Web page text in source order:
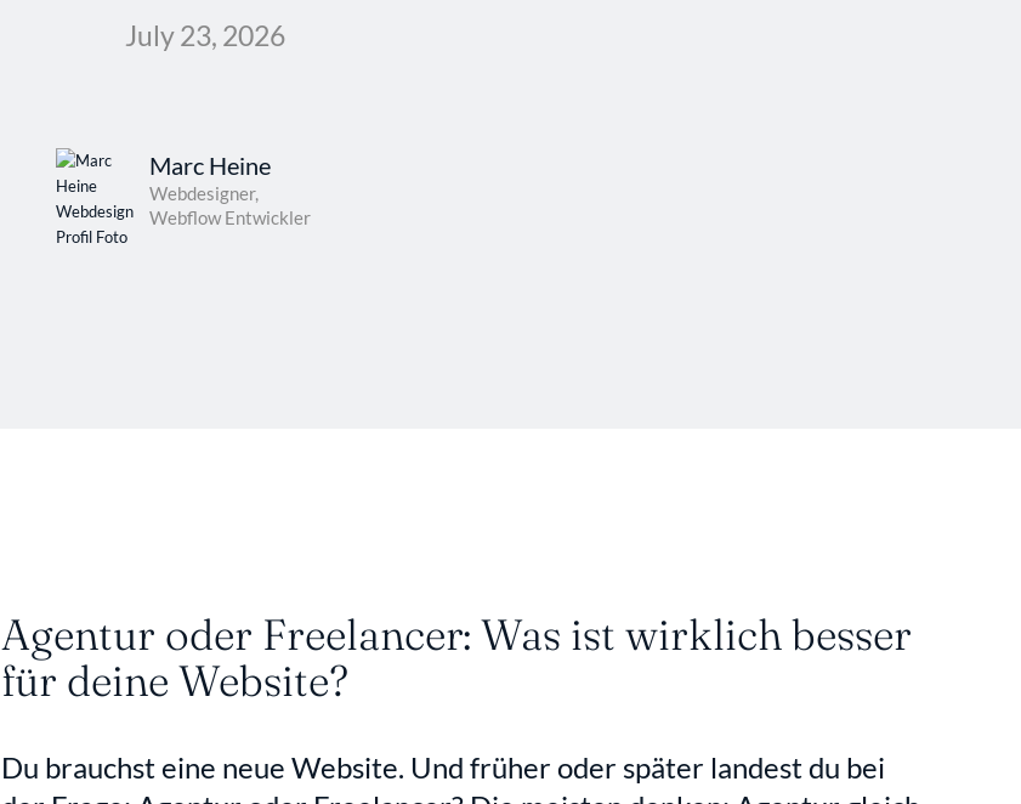
July 23, 2026
Marc Heine
Webdesigner,
Webflow Entwickler
Agentur oder Freelancer: Was ist wirklich besser
für deine Website?
Du brauchst eine neue Website. Und früher oder später landest du bei